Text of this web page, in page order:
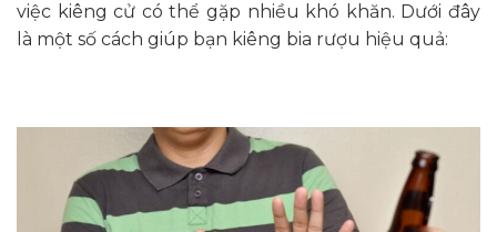
việc kiêng cử có thể gặp nhiều khó khăn. Dưới đây
là một số cách giúp bạn kiêng bia rượu hiệu quả: